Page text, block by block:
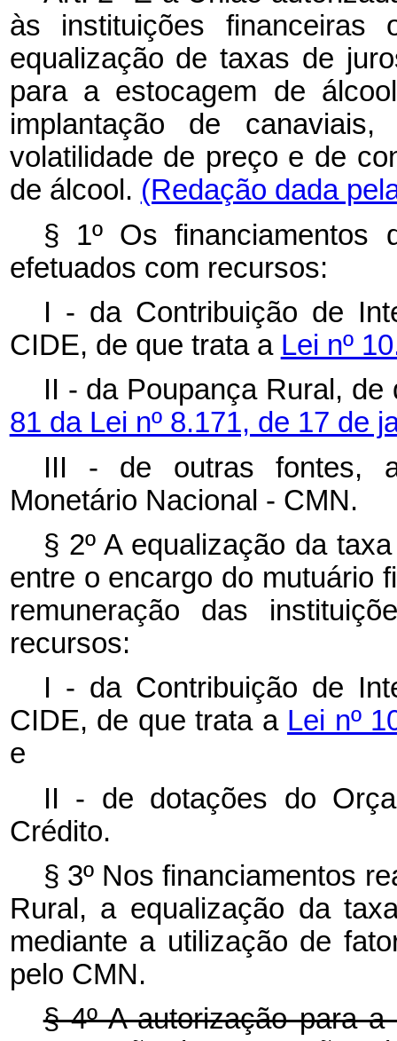
às instituições
equalização de taxas de
para a estocagem de
implantação de
volatilidade de preço e de
de álcool. (Redação dada
§ 1º Os
efetuados com recursos:
I - da Contribuição de
CIDE, de que trata a Lei nº
II - da Poupança Rural,
81 da Lei nº 8.171, de 17 de
III - de outras fontes,
Monetário Nacional - CMN.
§ 2º A equalização da
entre o encargo do mutuário
remuneração das
recursos:
I - da Contribuição de
CIDE, de que trata a Lei nº
e
II - de dotações do
Crédito.
§ 3º Nos financiamentos
Rural, a equalização da
mediante a utilização de
pelo CMN.
§ 4º A autorização para